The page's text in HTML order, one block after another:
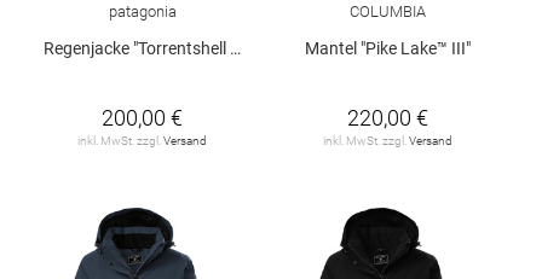
patagonia
Regenjacke "Torrentshell 3L Rain"
200,00 €
inkl. MwSt. zzgl. Versand
COLUMBIA
Mantel "Pike Lake™ III"
220,00 €
inkl. MwSt. zzgl. Versand